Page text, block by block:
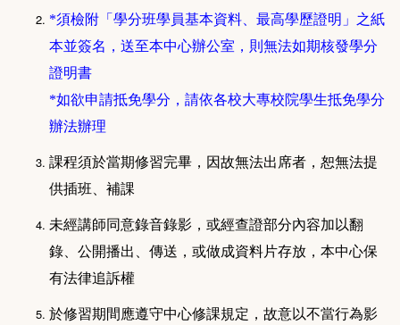
*須檢附「學分班學員基本資料、最高學歷證明」之紙
本並簽名，送至本中心辦公室，則無法如期核發學分
證明書
*如欲申請抵免學分，請依各校大專校院學生抵免學分
辦法辦理
課程須於當期修習完畢，因故無法出席者，恕無法提
供插班、補課
未經講師同意錄音錄影，或經查證部分內容加以翻
錄、公開播出、傳送，或做成資料片存放，本中心保
有法律追訴權
於修習期間應遵守中心修課規定，故意以不當行為影